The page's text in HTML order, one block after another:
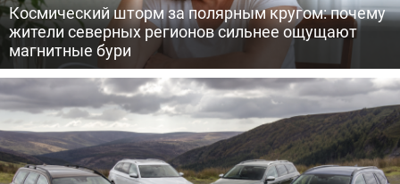
Космический шторм за полярным кругом: почему
жители северных регионов сильнее ощущают
магнитные бури